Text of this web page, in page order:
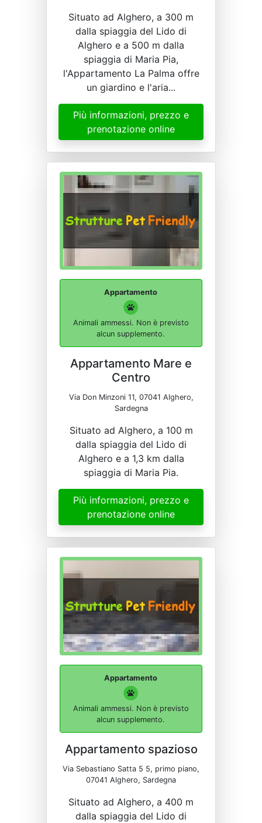
Situato ad Alghero, a 300 m
dalla spiaggia del Lido di
Alghero e a 500 m dalla
spiaggia di Maria Pia,
l'Appartamento La Palma offre
un giardino e l'aria...
Più informazioni, prezzo e
prenotazione online
Appartamento
Animali ammessi. Non è previsto
alcun supplemento.
Appartamento Mare e
Centro
Via Don Minzoni 11, 07041 Alghero,
Sardegna
Situato ad Alghero, a 100 m
dalla spiaggia del Lido di
Alghero e a 1,3 km dalla
spiaggia di Maria Pia.
Più informazioni, prezzo e
prenotazione online
Appartamento
Animali ammessi. Non è previsto
alcun supplemento.
Appartamento spazioso
Via Sebastiano Satta 5 5, primo piano,
07041 Alghero, Sardegna
Situato ad Alghero, a 400 m
dalla spiaggia del Lido di